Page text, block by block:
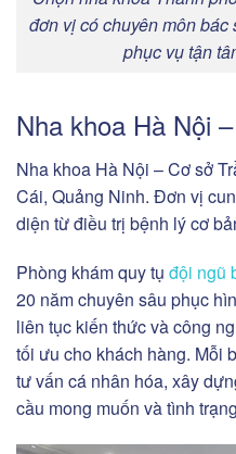
đơn vị có chuyên môn
phục vụ tận
Nha khoa Hà Nội
Nha khoa Hà Nội – Cơ sở
Cái, Quảng Ninh. Đơn vị
diện từ điều trị bệnh lý cơ
Phòng khám quy tụ đội ngũ
20 năm chuyên sâu phục
liên tục kiến thức và công
tối ưu cho khách hàng. Mỗi
tư vấn cá nhân hóa, xây
cầu mong muốn và tình